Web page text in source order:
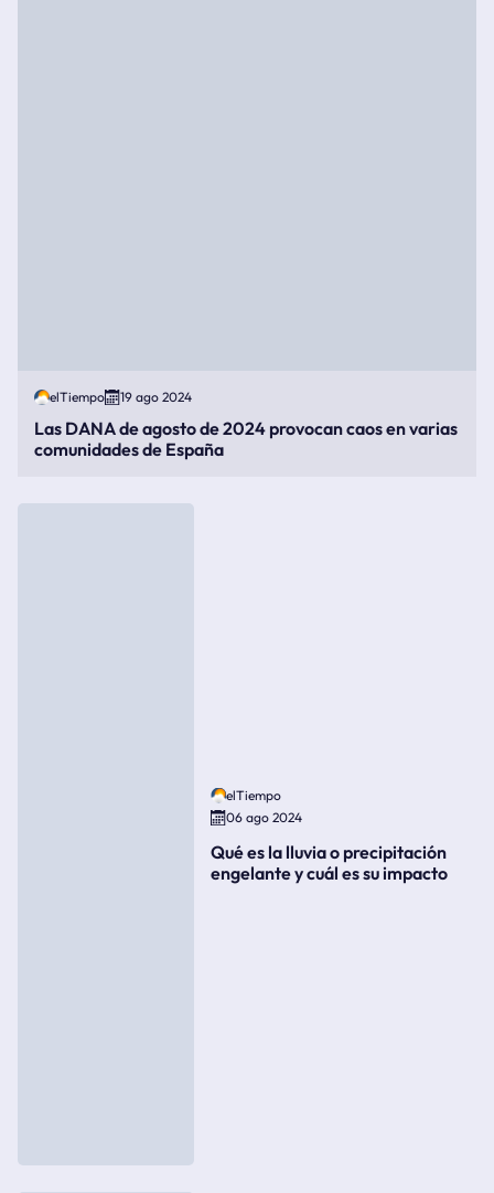
elTiempo 19 ago 2024
Las DANA de agosto de 2024 provocan caos en varias
comunidades de España
elTiempo
06 ago 2024
Qué es la lluvia o precipitación
engelante y cuál es su impacto